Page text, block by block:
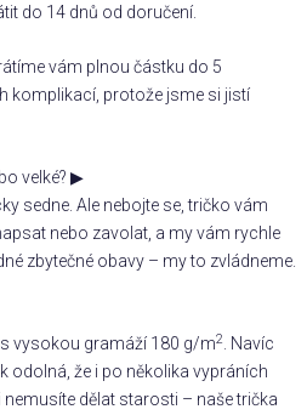
do 14 dnů od doručení.
vám plnou částku do 5
komplikací, protože jsme si jistí
velké? ▶
sedne. Ale nebojte se, tričko vám
nebo zavolat, a my vám rychle
zbytečné obavy – my to zvládneme.
vysokou gramáží 180 g/m2
. Navíc
odolná, že i po několika vypráních
dělat starosti – naše trička